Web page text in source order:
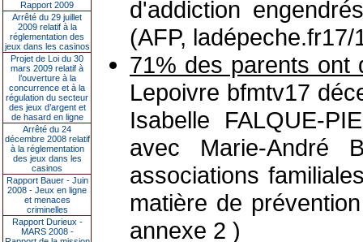
Rapport 2009
Arrêté du 29 juillet
2009 relatif à la
réglementation des
jeux dans les casinos
Projet de Loi du 30
mars 2009 relatif à
l’ouverture à la
concurrence et à la
régulation du secteur
des jeux d’argent et
de hasard en ligne
Arrêté du 24
décembre 2008 relatif
à la réglementation
des jeux dans les
casinos
Rapport Bauer - Juin
2008 - Jeux en ligne
et menaces
criminelles
Rapport Durieux -
MARS 2008 -
d'addiction
(AFP,
71% des parents ont
Lepoivre bfmtv17
Isabelle FALQUE-
avec Marie-André
associations
matière de
annexe 2 )